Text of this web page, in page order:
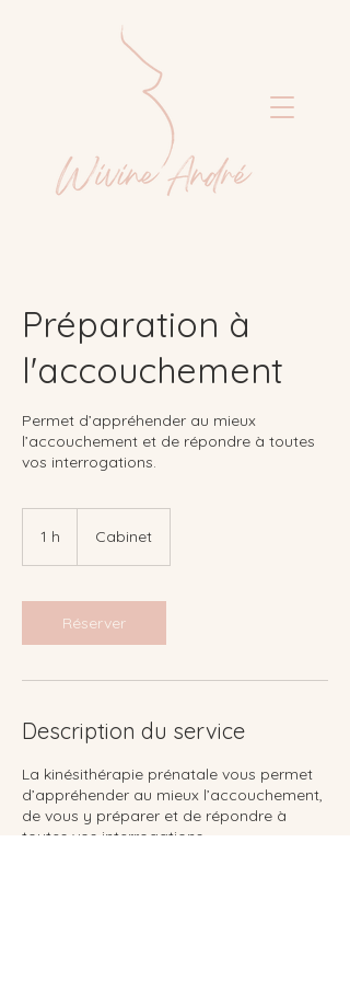
Préparation à
l'accouchement
Permet d’appréhender au mieux
l’accouchement et de répondre à toutes
vos interrogations.
1 h Cabinet
Réserver
Description du service
La kinésithérapie prénatale vous permet
d’appréhender au mieux l’accouchement,
de vous y préparer et de répondre à
toutes vos interrogations.